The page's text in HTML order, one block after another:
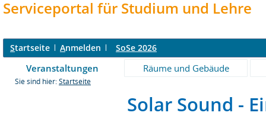
Serviceportal für Studium und Lehre
Startseite Anmelden SoSe 2026
Veranstaltungen Räume und Gebäude
Sie sind hier: Startseite
Solar Sound -